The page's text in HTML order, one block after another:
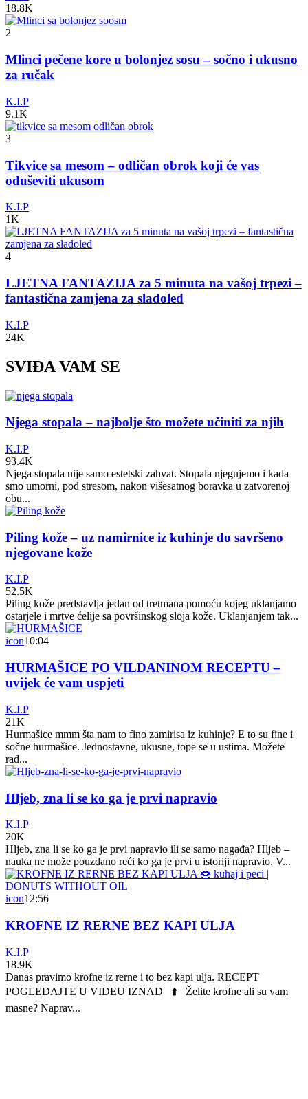
18.8K
2
Mlinci pečene kore u bolonjez sosu – sočno i ukusno
za ručak
K.I.P
9.1K
3
Tikvice sa mesom – odličan obrok koji će vas
oduševiti ukusom
K.I.P
1K
4
LJETNA FANTAZIJA za 5 minuta na vašoj trpezi –
fantastična zamjena za sladoled
K.I.P
24K
SVIĐA VAM SE
Njega stopala – najbolje što možete učiniti za njih
K.I.P
93.4K
Njega stopala nije samo estetski zahvat. Stopala njegujemo i kada
smo umorni, pod stresom, nakon višesatnog boravka u zatvorenoj
obu...
Piling kože – uz namirnice iz kuhinje do savršeno
njegovane kože
K.I.P
52.5K
Piling kože predstavlja jedan od tretmana pomoću kojeg uklanjamo
ostarjele i mrtve ćelije sa površinskog sloja kože. Uklanjanjem tak...
icon10:04
HURMAŠICE PO VILDANINOM RECEPTU –
uvijek će vam uspjeti
K.I.P
21K
Hurmašice mmm šta nam to fino zamirisa iz kuhinje? E to su fine i
sočne hurmašice. Jednostavne, ukusne, tope se u ustima. Možete
rad...
Hljeb, zna li se ko ga je prvi napravio
K.I.P
20K
Hljeb, zna li se ko ga je prvi napravio ili se samo nagađa? Hljeb –
nauka ne može pouzdano reći ko ga je prvi u istoriji napravio. V...
icon12:56
KROFNE IZ RERNE BEZ KAPI ULJA
K.I.P
18.9K
Danas pravimo krofne iz rerne i to bez kapi ulja. RECEPT
POGLEDAJTE U VIDEU IZNAD ⬆️ Želite krofne ali su vam
masne? Naprav...